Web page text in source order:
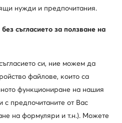
нужди и предпочитания.
съгласието за ползване на
си, ние можем да
файлове, които са
функциониране на нашия
с предпочитаните от Вас
на формуляри и т.н.). Можете